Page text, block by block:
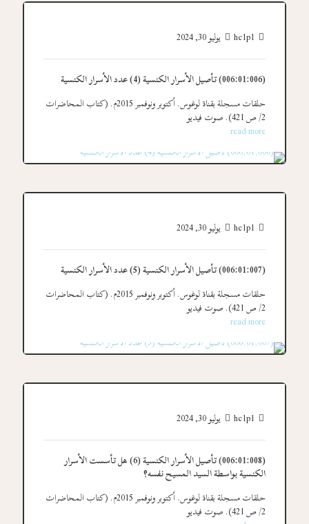
يوليو 30, 2024
(006:01:006) تأصيل الأسرار الكنسية (4) عدد الأسرار الكنسية
حلقات مسجلة بقناة لوغوس. أكتوبر ونوفمبر 2015م. (كتاب المحاضرات
2/ ص 421). صوت فيديو
read more
يوليو 30, 2024
(006:01:007) تأصيل الأسرار الكنسية (5) عدد الأسرار الكنسية
حلقات مسجلة بقناة لوغوس. أكتوبر ونوفمبر 2015م. (كتاب المحاضرات
2/ ص 421). صوت فيديو
read more
يوليو 30, 2024
(006:01:008) تأصيل الأسرار الكنسية (6) هل تأسست الأسرار
الكنسية بواسطة السيد المسيح نفسه؟
حلقات مسجلة بقناة لوغوس. أكتوبر ونوفمبر 2015م. (كتاب المحاضرات
2/ ص 421). صوت فيديو